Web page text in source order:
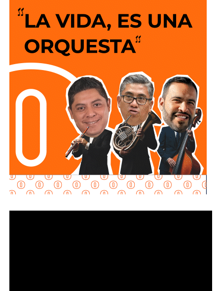
ofrecer un servicio más confiable para miles de familias.
La semana pasada concluyeron los trabajos de
mantenimiento y restauración en los módulos donde se
lleva a cabo el proceso de potabilización del agua, para
continuar con la limpieza y mantenimiento integral de las
instalaciones de la planta.
La siguiente etapa contempla el equipamiento de los
tanques de floculación y sedimentación, donde las
partículas e impurezas que contiene el agua se agrupan y
posteriormente se depositan en el fondo, permitiendo
separar el agua más clara para que continúe con las
etapas de filtración y desinfección antes de su
distribución.